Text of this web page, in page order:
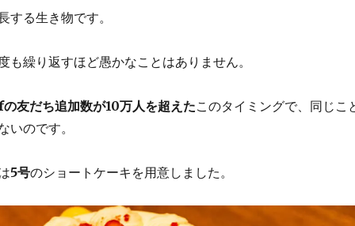
する生き物です。
も繰り返すほど愚かなことはありません。
友だち追加数が10万人を超えたこのタイミングで、同じこ
いのです。
5号のショートケーキを用意しました。